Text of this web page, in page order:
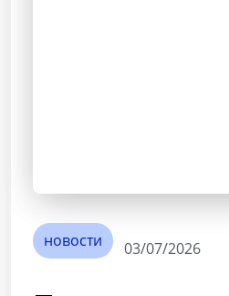
новости 03/07/2026